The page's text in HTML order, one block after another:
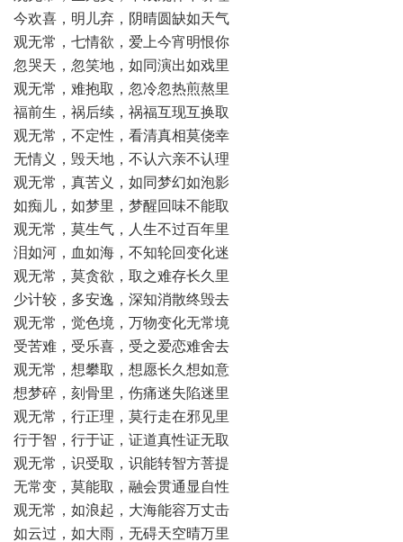
今欢喜，明儿弃，阴晴圆缺如天气
观无常，七情欲，爱上今宵明恨你
忽哭天，忽笑地，如同演出如戏里
观无常，难抱取，忽冷忽热煎熬里
福前生，祸后续，祸福互现互换取
观无常，不定性，看清真相莫侥幸
无情义，毁天地，不认六亲不认理
观无常，真苦义，如同梦幻如泡影
如痴儿，如梦里，梦醒回味不能取
观无常，莫生气，人生不过百年里
泪如河，血如海，不知轮回变化迷
观无常，莫贪欲，取之难存长久里
少计较，多安逸，深知消散终毁去
观无常，觉色境，万物变化无常境
受苦难，受乐喜，受之爱恋难舍去
观无常，想攀取，想愿长久想如意
想梦碎，刻骨里，伤痛迷失陷迷里
观无常，行正理，莫行走在邪见里
行于智，行于证，证道真性证无取
观无常，识受取，识能转智方菩提
无常变，莫能取，融会贯通显自性
观无常，如浪起，大海能容万丈击
如云过，如大雨，无碍天空晴万里